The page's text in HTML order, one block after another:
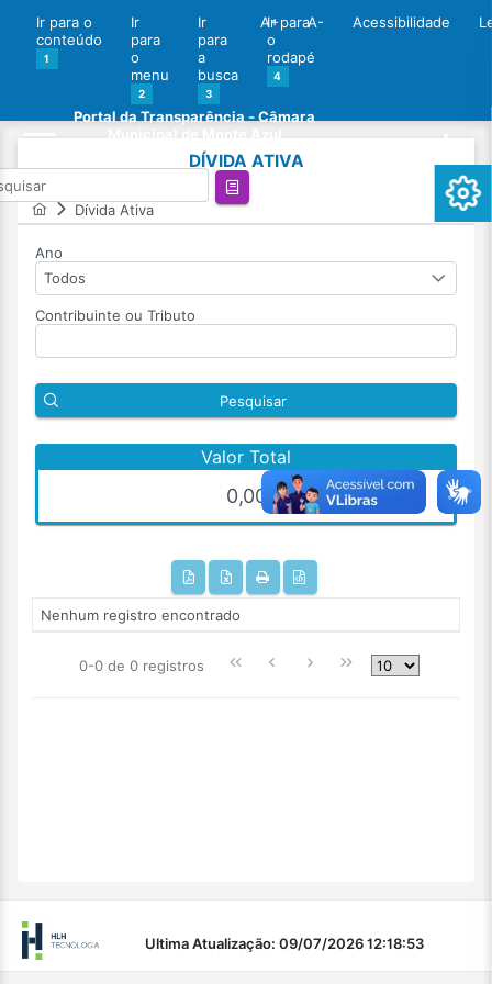
Ir para o
conteúdo
1
Ir
para
o
menu
2
Ir
para
a
busca
3
Ir para
o
rodapé
4
A+ A- Acessibilidade
Portal da Transparência - Câmara
DÍVIDA ATIVA
Dívida Ativa
Ano
Todos
Contribuinte ou Tributo
Pesquisar
Valor Total
0,00
Nenhum registro encontrado
0-0 de 0 registros
Ultima Atualização: 09/07/2026 12:18:53